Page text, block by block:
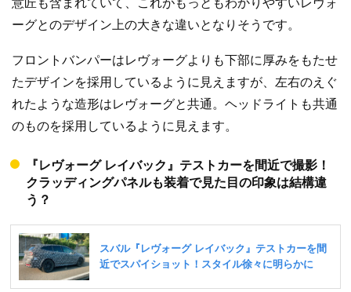
ーグとのデザイン上の大きな違いとなりそうです。
フロントバンパーはレヴォーグよりも下部に厚みをもたせ
たデザインを採用しているように見えますが、左右のえぐ
れたような造形はレヴォーグと共通。ヘッドライトも共通
のものを採用しているように見えます。
『レヴォーグ レイバック』テストカーを間近で撮影！
クラッディングパネルも装着で見た目の印象は結構違
う？